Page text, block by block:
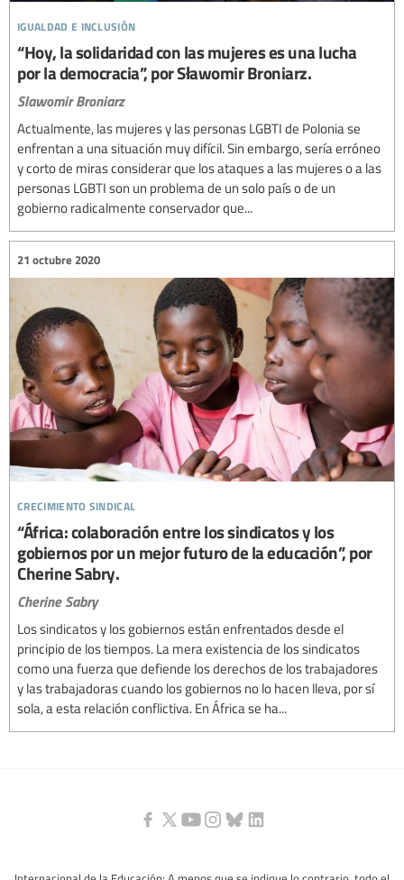
igualdad e inclusión
“Hoy, la solidaridad con las mujeres es una lucha
por la democracia”, por Sławomir Broniarz.
Slawomir Broniarz
Actualmente, las mujeres y las personas LGBTI de Polonia se
enfrentan a una situación muy difícil. Sin embargo, sería erróneo
y corto de miras considerar que los ataques a las mujeres o a las
personas LGBTI son un problema de un solo país o de un
gobierno radicalmente conservador que...
crecimiento sindical
21 octubre 2020
“África: colaboración entre los sindicatos y los
gobiernos por un mejor futuro de la educación”, por
Cherine Sabry.
Cherine Sabry
Los sindicatos y los gobiernos están enfrentados desde el
principio de los tiempos. La mera existencia de los sindicatos
como una fuerza que defiende los derechos de los trabajadores
y las trabajadoras cuando los gobiernos no lo hacen lleva, por sí
sola, a esta relación conflictiva. En África se ha...